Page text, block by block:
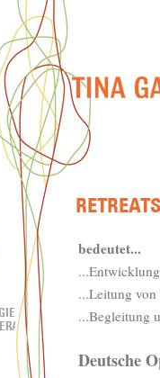
bedeutet...
...Leitung von
...Begleitung
Deutsche